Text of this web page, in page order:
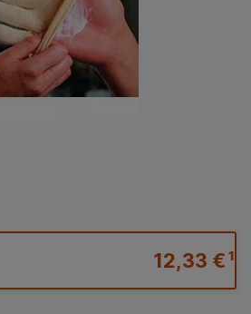
12,33 €¹